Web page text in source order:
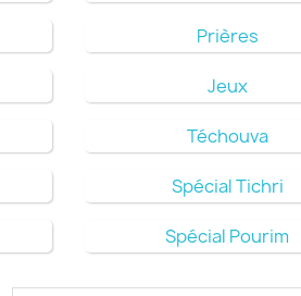
Prières
Jeux
Téchouva
Spécial Tichri
Spécial Pourim